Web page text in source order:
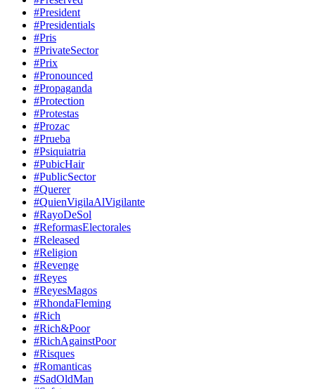
#President
#Presidentials
#Pris
#PrivateSector
#Prix
#Pronounced
#Propaganda
#Protection
#Protestas
#Prozac
#Prueba
#Psiquiatria
#PubicHair
#PublicSector
#Querer
#QuienVigilaAlVigilante
#RayoDeSol
#ReformasElectorales
#Released
#Religion
#Revenge
#Reyes
#ReyesMagos
#RhondaFleming
#Rich
#Rich&Poor
#RichAgainstPoor
#Risques
#Romanticas
#SadOldMan